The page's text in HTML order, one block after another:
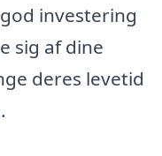
investering
sig af dine
deres levetid